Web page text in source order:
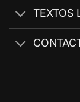
TEXTOS